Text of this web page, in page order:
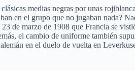
medias negras por unas
en el grupo que no jugaban nada?
de marzo de 1908 que Francia se
el cambio de uniforme también
en el duelo de vuelta en